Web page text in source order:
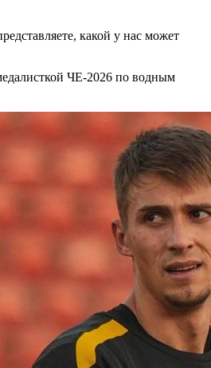
какой у нас может
ЧЕ-2026 по водным